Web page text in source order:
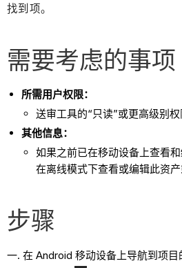
找到项。
需要考虑的事项
所需用户权限：
送审工具的“只读”或更高级别权
其他信息：
如果之前已在移动设备上查看
在离线模式下查看或编辑此资产
步骤
在 Android 移动设备上导航到项目